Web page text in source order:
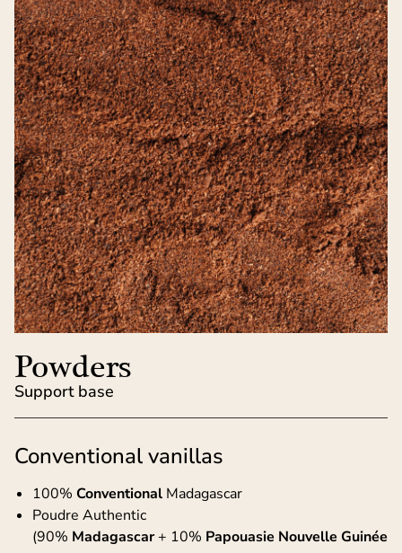
Powders
Support base
Conventional vanillas
100% Conventional Madagascar
Poudre Authentic
(90% Madagascar+ 10% Papouasie Nouvelle Guinée